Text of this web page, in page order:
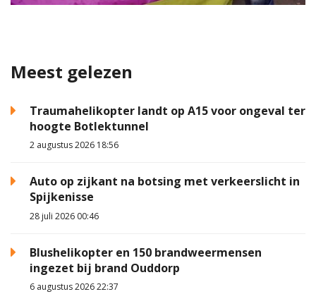
Meest gelezen
Traumahelikopter landt op A15 voor ongeval ter
hoogte Botlektunnel
2 augustus 2026 18:56
Auto op zijkant na botsing met verkeerslicht in
Spijkenisse
28 juli 2026 00:46
Blushelikopter en 150 brandweermensen
ingezet bij brand Ouddorp
6 augustus 2026 22:37